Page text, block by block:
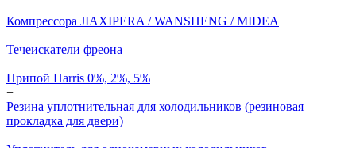
Компрессора JIAXIPERA / WANSHENG / MIDEA
Течеискатели фреона
Припой Harris 0%, 2%, 5%
+
Резина уплотнительная для холодильников (резиновая
прокладка для двери)